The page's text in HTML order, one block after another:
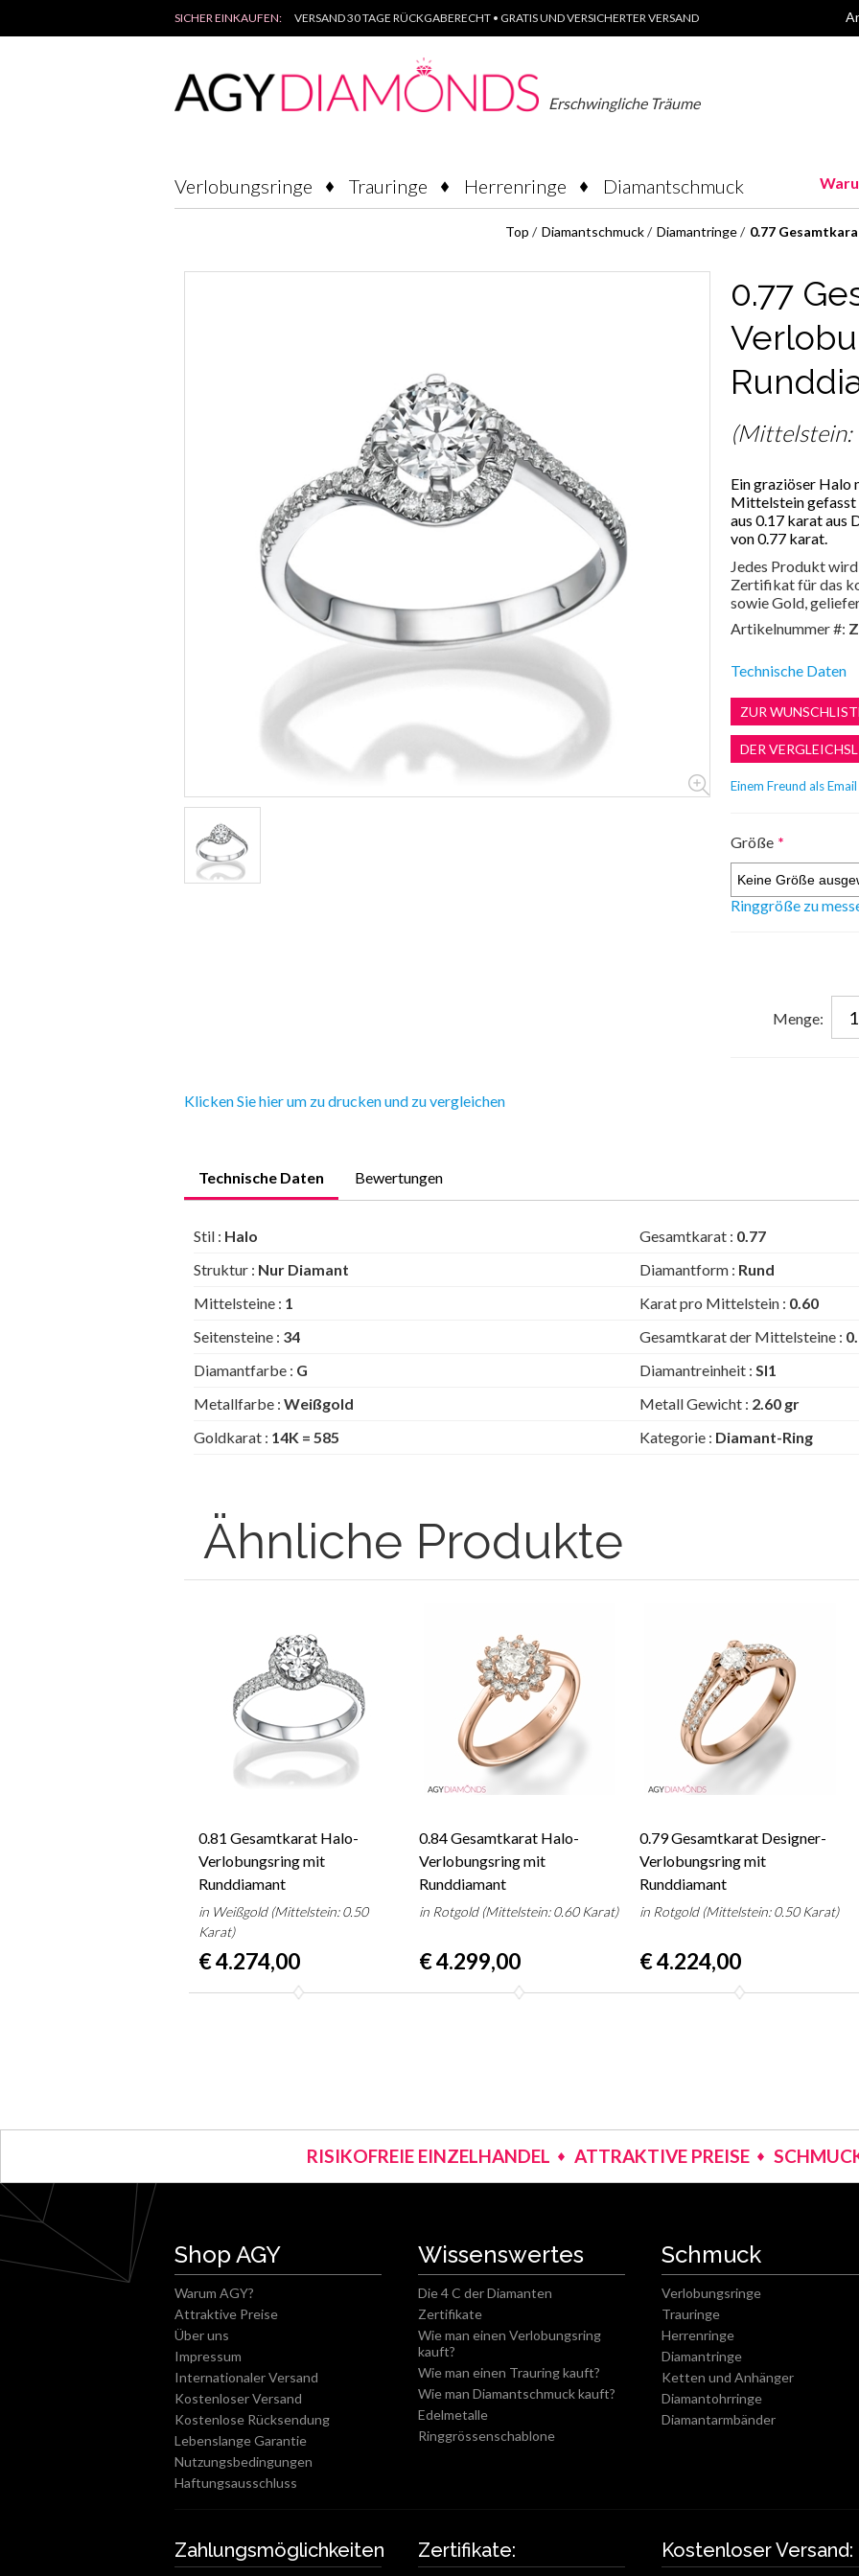
SICHER EINKAUFEN: VERSAND 30 TAGE RÜCKGABERECHT • GRATIS UND VERSICHERTER VERSAND
Erschwingliche Träume
Verlobungsringe Trauringe Herrenringe Diamantschmuck
Top / Diamantschmuck/ Diamantringe/ 0.77
0.77
(Mittelstein:
Ein graziöser Halo
Mittelstein gefasst
aus 0.17 karat aus
von 0.77 karat.
Jedes Produkt
Zertifikat für das
sowie Gold,
Artikelnummer #:
Technische Daten
Größe *
Ringgröße zu
Menge:
Klicken Sie hier um zu drucken und zu vergleichen
Technische Daten Bewertungen
Stil : Halo Gesamtkarat : 0.77
Struktur : Nur Diamant Diamantform : Rund
Mittelsteine : 1 Karat pro Mittelstein : 0.60
Seitensteine : 34 Gesamtkarat der Mittelsteine :
Diamantfarbe : G Diamantreinheit : SI1
Metallfarbe : Weißgold Metall Gewicht : 2.60 gr
Goldkarat : 14K = 585 Kategorie : Diamant-Ring
Ähnliche Produkte
0.81 Gesamtkarat Halo-
Verlobungsring mit
Runddiamant
in Weißgold (Mittelstein: 0.50
Karat)
€ 4.274,00
0.84 Gesamtkarat Halo-
Verlobungsring mit
Runddiamant
in Rotgold (Mittelstein: 0.60 Karat)
€ 4.299,00
0.79 Gesamtkarat Designer-
Verlobungsring mit
Runddiamant
in Rotgold (Mittelstein: 0.50 Karat)
€ 4.224,00
RISIKOFREIE EINZELHANDEL ATTRAKTIVE PREISE
Shop AGY
Warum AGY?
Attraktive Preise
Über uns
Impressum
Internationaler Versand
Kostenloser Versand
Kostenlose Rücksendung
Lebenslange Garantie
Nutzungsbedingungen
Haftungsausschluss
Wissenswertes
Die 4 C der Diamanten
Zertifikate
Wie man einen Verlobungsring
kauft?
Wie man einen Trauring kauft?
Wie man Diamantschmuck kauft?
Edelmetalle
Ringgrössenschablone
Schmuck
Verlobungsringe
Trauringe
Herrenringe
Diamantringe
Ketten und Anhänger
Diamantohrringe
Diamantarmbänder
Zahlungsmöglichkeiten Zertifikate: Kostenloser Versand: